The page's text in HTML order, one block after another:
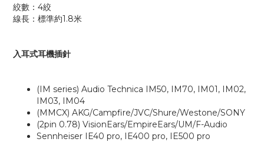
絞數：4絞
線長：標準約1.8米
入耳式耳機插針
(IM series) Audio Technica IM50, IM70, IM01, IM02,
IM03, IM04
(MMCX) AKG/Campfire/JVC/Shure/Westone/SONY
(2pin 0.78) VisionEars/EmpireEars/UM/F-Audio
Sennheiser IE40 pro, IE400 pro, IE500 pro